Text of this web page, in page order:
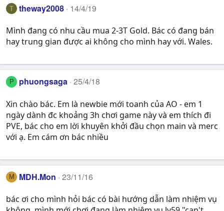
T theway2008 14/4/19
Mình đang có nhu cầu mua 2-3T Gold. Bác có đang bán
hay trung gian được ai không cho mình hay với. Wales.
P phuongsaga 25/4/18
Xin chào bác. Em là newbie mới toanh của AO - em 1
ngày dành đc khoảng 3h chơi game này và em thích đi
PVE, bác cho em lời khuyên khởi đầu chọn main và merc
với ạ. Em cám ơn bác nhiều
M MDH.Mon 23/11/16
bác ơi cho mình hỏi bác có bài hướng dẫn làm nhiệm vụ